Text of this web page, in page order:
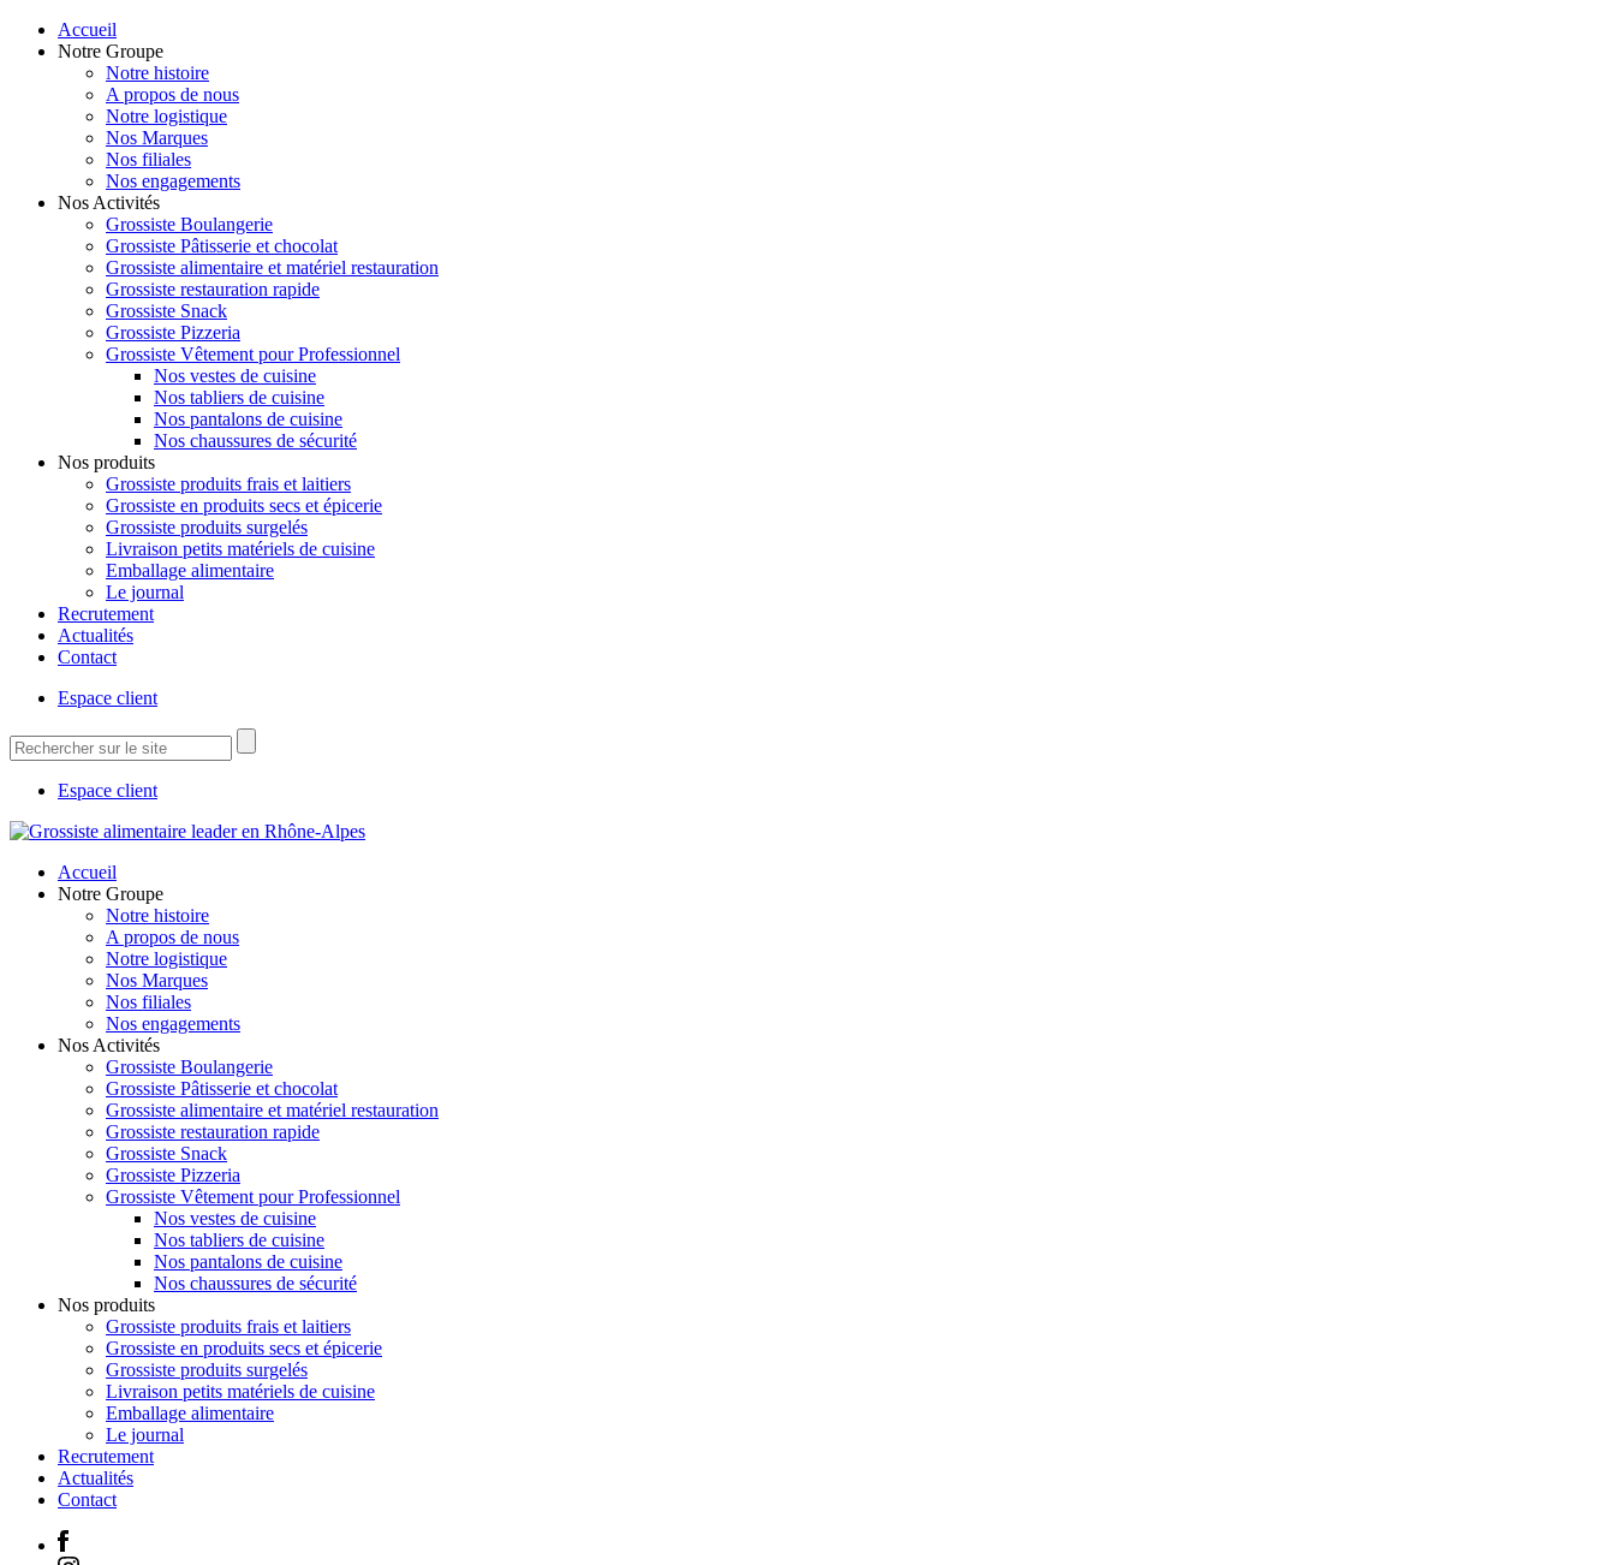
Accueil
Notre Groupe
Notre histoire
A propos de nous
Notre logistique
Nos Marques
Nos filiales
Nos engagements
Nos Activités
Grossiste Boulangerie
Grossiste Pâtisserie et chocolat
Grossiste alimentaire et matériel restauration
Grossiste restauration rapide
Grossiste Snack
Grossiste Pizzeria
Grossiste Vêtement pour Professionnel
Nos vestes de cuisine
Nos tabliers de cuisine
Nos pantalons de cuisine
Nos chaussures de sécurité
Nos produits
Grossiste produits frais et laitiers
Grossiste en produits secs et épicerie
Grossiste produits surgelés
Livraison petits matériels de cuisine
Emballage alimentaire
Le journal
Recrutement
Actualités
Contact
Espace client
Espace client
Accueil
Notre Groupe
Notre histoire
A propos de nous
Notre logistique
Nos Marques
Nos filiales
Nos engagements
Nos Activités
Grossiste Boulangerie
Grossiste Pâtisserie et chocolat
Grossiste alimentaire et matériel restauration
Grossiste restauration rapide
Grossiste Snack
Grossiste Pizzeria
Grossiste Vêtement pour Professionnel
Nos vestes de cuisine
Nos tabliers de cuisine
Nos pantalons de cuisine
Nos chaussures de sécurité
Nos produits
Grossiste produits frais et laitiers
Grossiste en produits secs et épicerie
Grossiste produits surgelés
Livraison petits matériels de cuisine
Emballage alimentaire
Le journal
Recrutement
Actualités
Contact